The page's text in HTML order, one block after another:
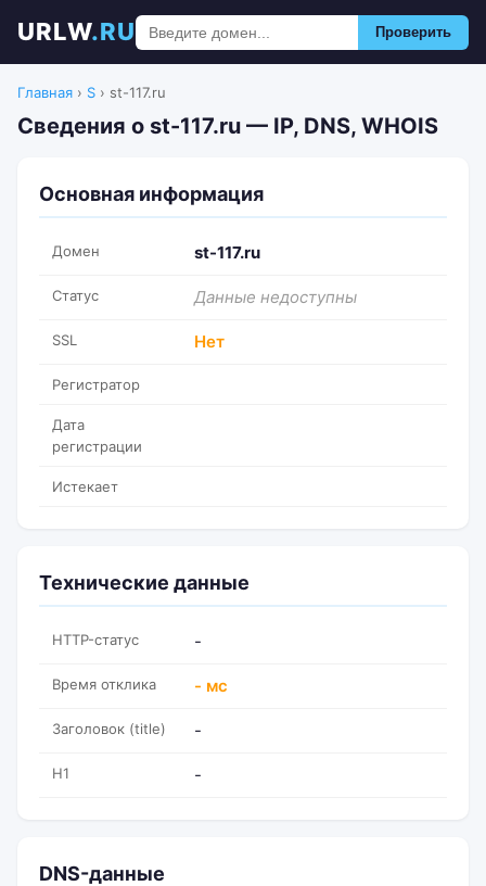
URLW.RU Проверить
Главная › S › st-117.ru
Сведения о st-117.ru — IP, DNS, WHOIS
Основная информация
Домен st-117.ru
Статус Данные недоступны
SSL Нет
Регистратор
Дата
регистрации
Истекает
Технические данные
HTTP-статус -
Время отклика - мс
Заголовок (title) -
H1 -
DNS-данные